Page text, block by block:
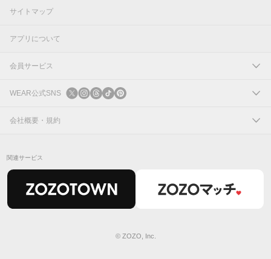
サイトマップ
アプリについて
会員サービス
ログイン
新規会員登録
WEAR公式SNS
X
会社概要・規約
関連サービス
© ZOZO, Inc.